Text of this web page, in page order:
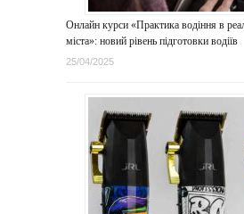
Онлайн курси «Практика водіння в
міста»: новий рівень підготовки водіїв
25/04/2025